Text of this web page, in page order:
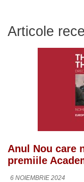
Articole
Anul Nou care
premiile
6 NOIEMBRIE 2024